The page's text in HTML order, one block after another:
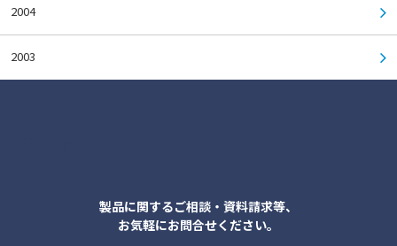
2004
2003
製品に関するご相談・資料請求等、
お気軽にお問合せください。